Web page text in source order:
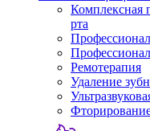
Комплексная
рта
Ремотерапия
Удаление